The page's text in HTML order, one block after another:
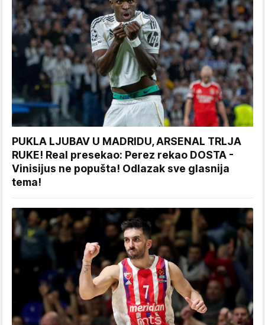
PUKLA LJUBAV U MADRIDU, ARSENAL TRLJA
RUKE! Real presekao: Perez rekao DOSTA -
Vinisijus ne popušta! Odlazak sve glasnija
tema!